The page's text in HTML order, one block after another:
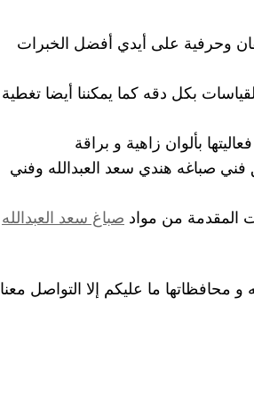
وحرفية على أيدي أفضل الخبرات
بكل دقه كما يمكننا أيضا تغطية
بألوان زاهية و براقة
فني صباغه هندي سعد العبدالله وفني
المقدمة من مواد صباغ سعد العبدالله
العبدالله و محافظاتها ما عليكم إلا التواصل معنا